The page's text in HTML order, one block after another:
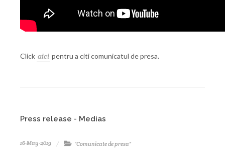
Click aici pentru a citi comunicatul de presa.
Press release - Medias
16-May-2019 "Comunicate de presa"